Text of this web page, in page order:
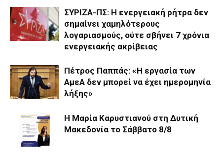
ΣΥΡΙΖΑ-ΠΣ: Η ενεργειακή ρήτρα δεν
σημαίνει χαμηλότερους
λογαριασμούς, ούτε σβήνει 7 χρόνια
ενεργειακής ακρίβειας
Πέτρος Παππάς: «Η εργασία των
ΑμεΑ δεν μπορεί να έχει ημερομηνία
λήξης»
Η Μαρία Καρυστιανού στη Δυτική
Μακεδονία το Σάββατο 8/8